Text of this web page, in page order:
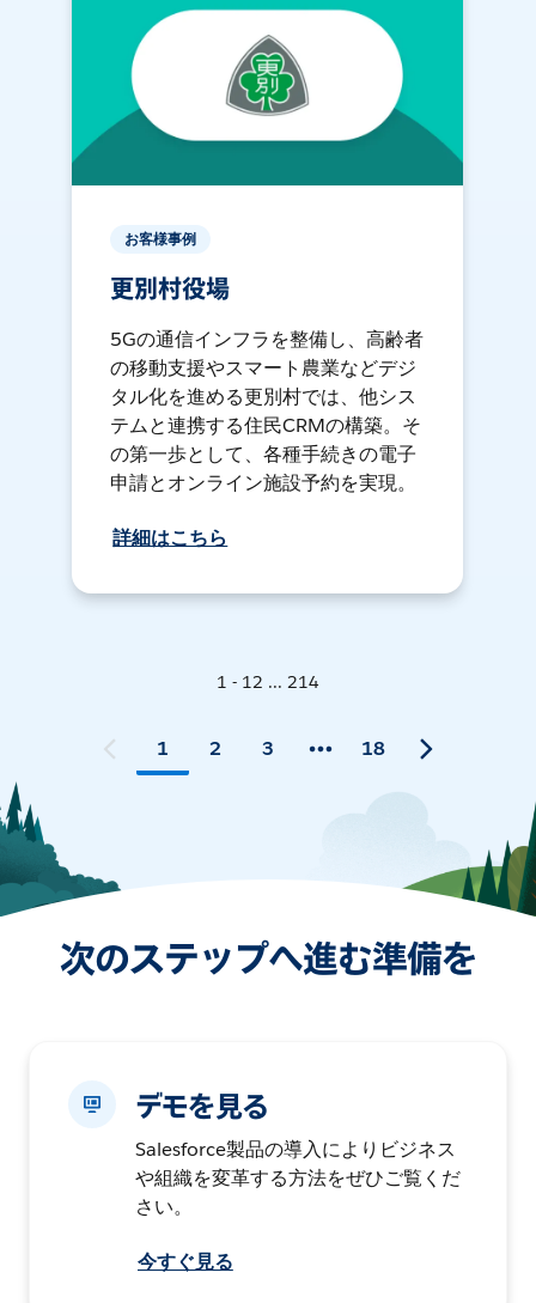
お客様事例
更別村役場
5Gの通信インフラを整備し、高齢者
の移動支援やスマート農業などデジ
タル化を進める更別村では、他シス
テムと連携する住民CRMの構築。そ
の第一歩として、各種手続きの電子
申請とオンライン施設予約を実現。
詳細はこちら
1 - 12 ... 214
1 2 3 18
次のステップへ進む準備を
デモを見る
Salesforce製品の導入によりビジネス
や組織を変革する方法をぜひご覧くだ
さい。
今すぐ見る